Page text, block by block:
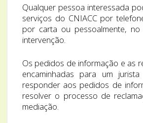
Qualquer pessoa interessada
serviços do CNIACC por
por carta ou pessoalmente,
intervenção.
Os pedidos de informação e as
encaminhadas para um
responder aos pedidos de
resolver o processo de
mediação.